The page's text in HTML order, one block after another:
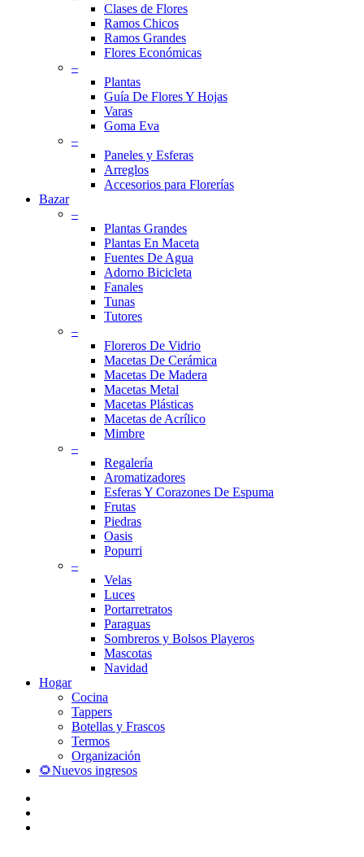
Clases de Flores
Ramos Chicos
Ramos Grandes
Flores Económicas
–
Plantas
Guía De Flores Y Hojas
Varas
Goma Eva
–
Paneles y Esferas
Arreglos
Accesorios para Florerías
Bazar
–
Plantas Grandes
Plantas En Maceta
Fuentes De Agua
Adorno Bicicleta
Fanales
Tunas
Tutores
–
Floreros De Vidrio
Macetas De Cerámica
Macetas De Madera
Macetas Metal
Macetas Plásticas
Macetas de Acrílico
Mimbre
–
Regalería
Aromatizadores
Esferas Y Corazones De Espuma
Frutas
Piedras
Oasis
Popurri
–
Velas
Luces
Portarretratos
Paraguas
Sombreros y Bolsos Playeros
Mascotas
Navidad
Hogar
Cocina
Tappers
Botellas y Frascos
Termos
Organización
🌻Nuevos ingresos